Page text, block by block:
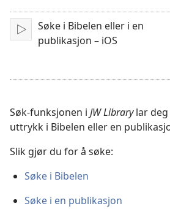
Spill
Søke i Bibelen eller i en
publikasjon – iOS
Søk-funksjonen i JW Librarylar deg
uttrykk i Bibelen eller en
Slik gjør du for å søke:
Søke i Bibelen
Søke i en publikasjon